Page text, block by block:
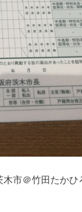
市＠竹田たかひ